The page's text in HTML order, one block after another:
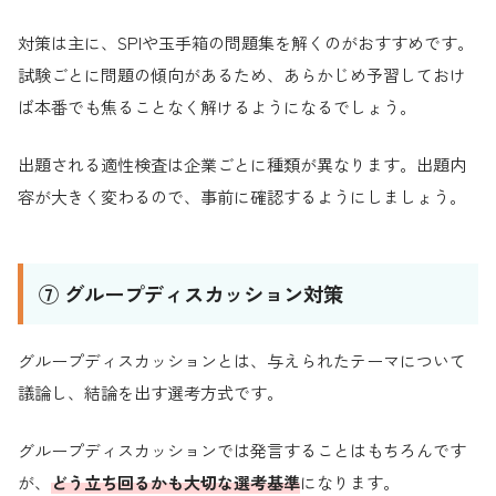
対策は主に、SPIや玉手箱の問題集を解くのがおすすめです。
試験ごとに問題の傾向があるため、あらかじめ予習しておけ
ば本番でも焦ることなく解けるようになるでしょう。
出題される適性検査は企業ごとに種類が異なります。出題内
容が大きく変わるので、事前に確認するようにしましょう。
⑦ グループディスカッション対策
グループディスカッションとは、与えられたテーマについて
議論し、結論を出す選考方式です。
グループディスカッションでは発言することはもちろんです
が、 どう立ち回るかも大切な選考基準になります。